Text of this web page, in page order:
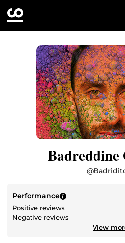
Badreddine
@
Performance
Positive reviews
Negative reviews
View